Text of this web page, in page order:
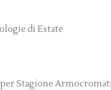
di Estate
Stagione